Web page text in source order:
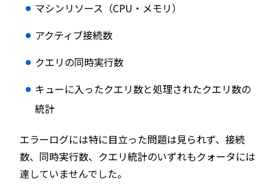
マシンリソース（CPU・メモリ）
アクティブ接続数
クエリの同時実行数
キューに入ったクエリ数と処理されたクエリ数の
統計
エラーログには特に目立った問題は見られず、接続
数、同時実行数、クエリ統計のいずれもクォータには
達していませんでした。